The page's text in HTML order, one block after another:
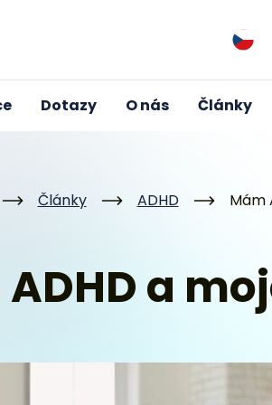
Dotazy O nás Články
Články ADHD Mám
a